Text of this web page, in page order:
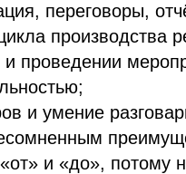
переговоры,
производства
проведении
и умение
и «до», потому